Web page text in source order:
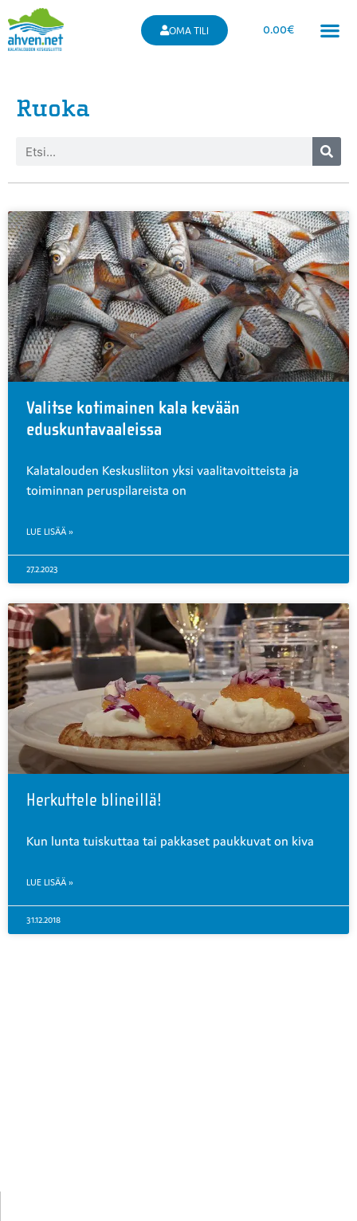
OMA TILI 0.00€
Ruoka
Valitse kotimainen kala kevään
eduskuntavaaleissa
Kalatalouden Keskusliiton yksi vaalitavoitteista ja
toiminnan peruspilareista on
LUE LISÄÄ »
27.2.2023
Herkuttele blineillä!
Kun lunta tuiskuttaa tai pakkaset paukkuvat on kiva
LUE LISÄÄ »
31.12.2018